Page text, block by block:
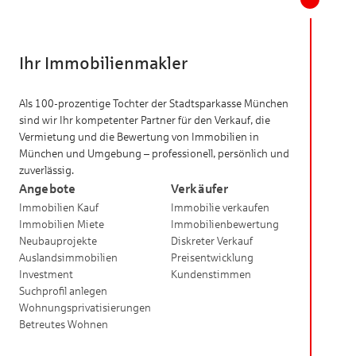
Ihr Immobilienmakler
Als 100-prozentige Tochter der Stadtsparkasse München
sind wir Ihr kompetenter Partner für den Verkauf, die
Vermietung und die Bewertung von Immobilien in
München und Umgebung – professionell, persönlich und
zuverlässig.
Angebote
Immobilien Kauf
Immobilien Miete
Neubauprojekte
Auslandsimmobilien
Investment
Suchprofil anlegen
Wohnungsprivatisierungen
Betreutes Wohnen
Verkäufer
Immobilie verkaufen
Immobilienbewertung
Diskreter Verkauf
Preisentwicklung
Kundenstimmen